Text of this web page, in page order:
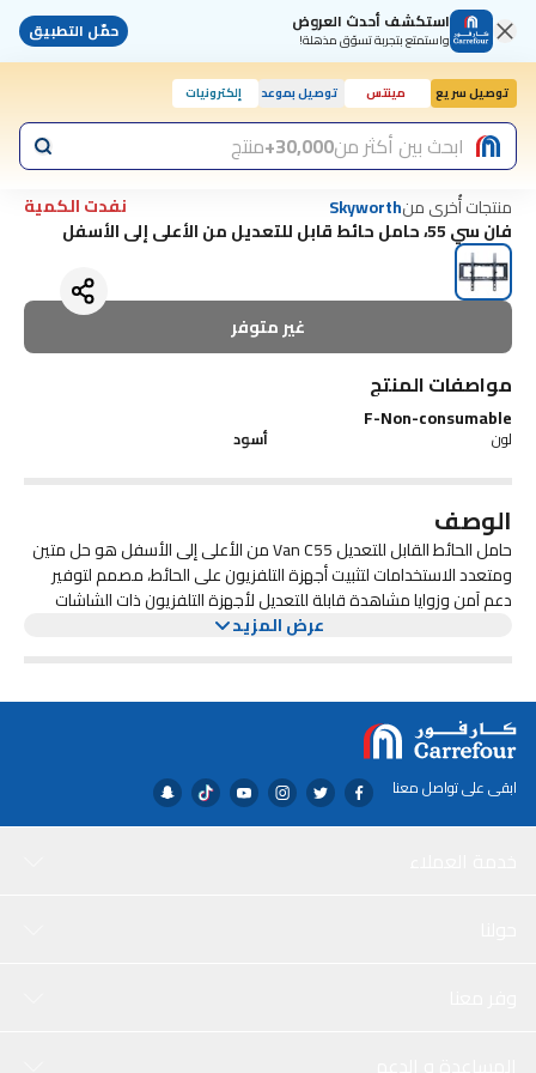
استكشف أحدث العروض
واستمتع بتجربة تسوّق مذهلة! حمّل التطبيق
توصيل سريع مينتس توصيل بموعد إلكترونيات
ابحث بين أكثر من30,000+ منتج
منتجات أُخرى منSkyworth
نفدت الكمية
فان سي 55، حامل حائط قابل للتعديل من الأعلى إلى الأسفل
غير متوفر
مواصفات المنتج
F-Non-consumable
لون أسود
الوصف
حامل الحائط القابل للتعديل Van C55 من الأعلى إلى الأسفل هو حل متين
ومتعدد الاستخدامات لتثبيت أجهزة التلفزيون على الحائط، مصمم لتوفير
دعم آمن وزوايا مشاهدة قابلة للتعديل لأجهزة التلفزيون ذات الشاشات
المسطحة. صُمم هذا الحامل لضمان القوة والثبات، وهو مناسب لأجهزة
عرض المزيد
ابقى على تواصل معنا